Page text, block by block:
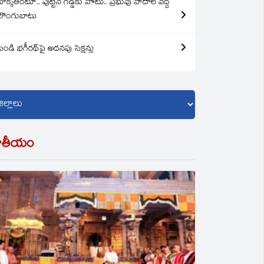
పుట్టిన గడ్డకు పోటు.. ప్రభువు పాదాల వద్ద
భగీరథ్‌పై అదనపు సెక్షన్లు